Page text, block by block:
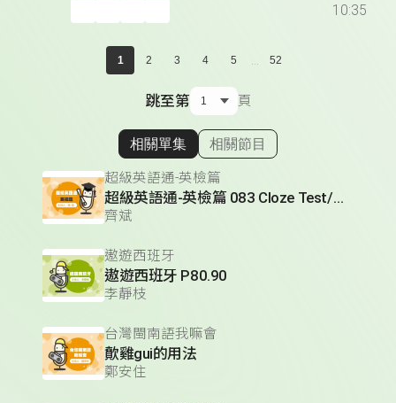
10:35
1 2 3 4 5 ... 52
跳至第 頁
顯示相關單集
相關單集 相關節目
超級英語通-英檢篇
超級英語通-英檢篇 083 Cloze Test/段落填空-13
齊斌
遨遊西班牙
遨遊西班牙 P80.90
李靜枝
台灣閩南語我嘛會
歕雞gui的用法
鄭安住